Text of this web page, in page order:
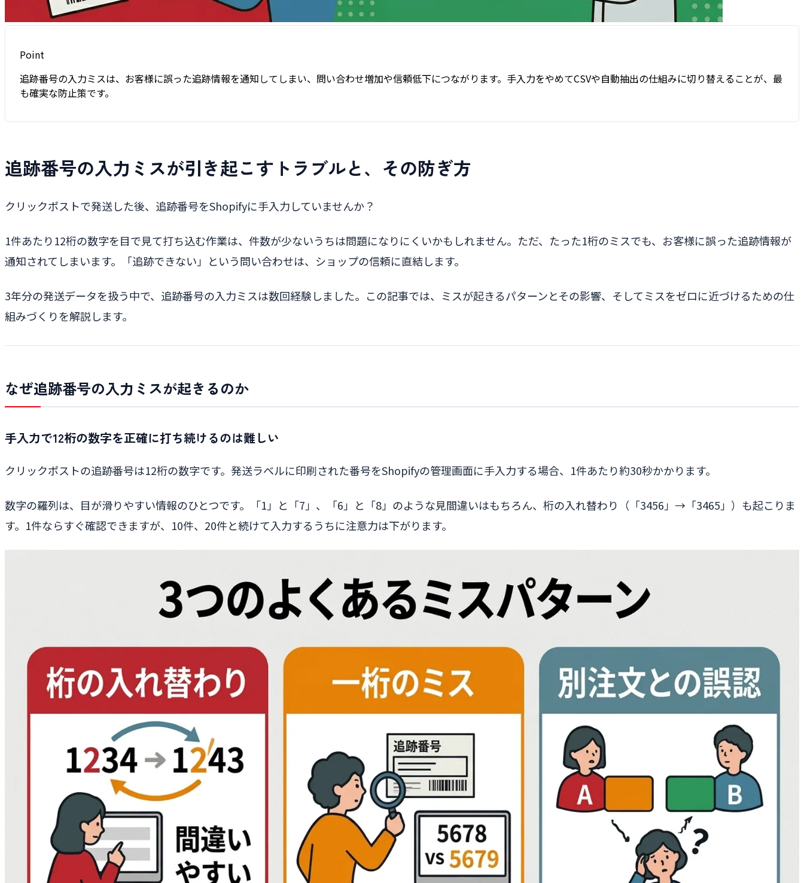
Point
追跡番号の入力ミスは、お客様に誤った追跡情報を通知してしまい、問い合わせ増加や信頼低下につながります。手入力をやめてCSVや自動抽出の仕組みに切り替えることが、最
も確実な防止策です。
追跡番号の入力ミスが引き起こすトラブルと、その防ぎ方
クリックポストで発送した後、追跡番号をShopifyに手入力していませんか？
1件あたり12桁の数字を目で見て打ち込む作業は、件数が少ないうちは問題になりにくいかもしれません。ただ、たった1桁のミスでも、お客様に誤った追跡情報が
通知されてしまいます。「追跡できない」という問い合わせは、ショップの信頼に直結します。
3年分の発送データを扱う中で、追跡番号の入力ミスは数回経験しました。この記事では、ミスが起きるパターンとその影響、そしてミスをゼロに近づけるための仕
組みづくりを解説します。
なぜ追跡番号の入力ミスが起きるのか
手入力で12桁の数字を正確に打ち続けるのは難しい
クリックポストの追跡番号は12桁の数字です。発送ラベルに印刷された番号をShopifyの管理画面に手入力する場合、1件あたり約30秒かかります。
数字の羅列は、目が滑りやすい情報のひとつです。「1」と「7」、「6」と「8」のような見間違いはもちろん、桁の入れ替わり（「3456」→「3465」）も起こりま
す。1件ならすぐ確認できますが、10件、20件と続けて入力するうちに注意力は下がります。